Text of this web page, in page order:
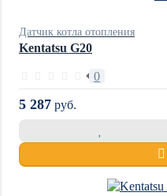
Датчик котла отопления
Kentatsu G20
0
5 287 руб.